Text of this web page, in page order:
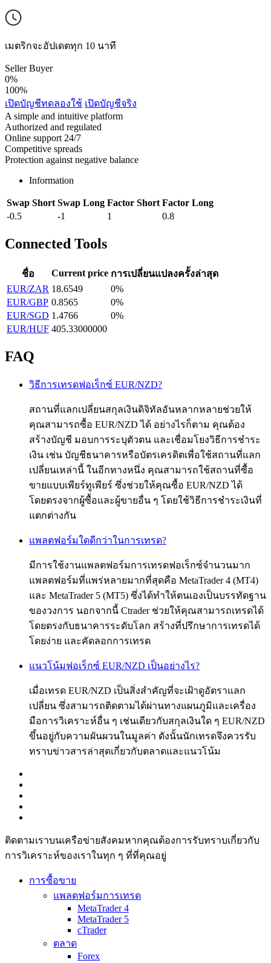
เมตริกจะอัปเดตทุก 10 นาที
Seller Buyer
0%
100%
เปิดบัญชีทดลองใช้ เปิดบัญชีจริง
A simple and intuitive platform
Authorized and regulated
Online support 24/7
Competitive spreads
Protection against negative balance
Information
Swap Short Swap Long Factor Short Factor Long
-0.5
-1 1 0.8
Connected Tools
ชื่อ Current price การเปลี่ยนแปลงครั้งล่าสุด
EUR/ZAR 18.6549
0%
EUR/GBP 0.8565
0%
EUR/SGD 1.4766
0%
EUR/HUF 405.33000000
FAQ
วิธีการเทรดฟอเร็กซ์ EUR/NZD?
สถานที่แลกเปลี่ยนสกุลเงินดิจิทัลอันหลากหลายช่วยให้
คุณสามารถซื้อ EUR/NZD ได้ อย่างไรก็ตาม คุณต้อง
สร้างบัญชี มอบการระบุตัวตน และเชื่อมโยงวิธีการชำระ
เงิน เช่น บัญชีธนาคารหรือบัตรเครดิตเพื่อใช้สถานที่แลก
เปลี่ยนเหล่านี้ ในอีกทางหนึ่ง คุณสามารถใช้สถานที่ซื้อ
ขายแบบเพียร์ทูเพียร์ ซึ่งช่วยให้คุณซื้อ EUR/NZD ได้
โดยตรงจากผู้ซื้อและผู้ขายอื่น ๆ โดยใช้วิธีการชำระเงินที่
แตกต่างกัน
แพลตฟอร์มใดดีกว่าในการเทรด?
มีการใช้งานแพลตฟอร์มการเทรดฟอเร็กซ์จำนวนมาก
แพลตฟอร์มที่แพร่หลายมากที่สุดคือ MetaTrader 4 (MT4)
และ MetaTrader 5 (MT5) ซึ่งได้ทำให้ตนเองเป็นบรรทัดฐาน
ของวงการ นอกจากนี้ Ctrader ช่วยให้คุณสามารถเทรดได้
โดยตรงกับธนาคารระดับโลก สร้างที่ปรึกษาการเทรดได้
โดยง่าย และคัดลอกการเทรด
แนวโน้มฟอเร็กซ์ EUR/NZD เป็นอย่างไร?
เมื่อเทรด EUR/NZD เป็นสิ่งสำคัญที่จะเฝ้าดูอัตราแลก
เปลี่ยน ซึ่งสามารถติดตามได้ผ่านทางแผนภูมิและเครื่อง
มือการวิเคราะห์อื่น ๆ เช่นเดียวกับสกุลเงินใด ๆ EUR/NZD
ขึ้นอยู่กับความผันผวนในมูลค่า ดังนั้นนักเทรดจึงควรรับ
ทราบข่าวสารล่าสุดเกี่ยวกับตลาดและแนวโน้ม
ติดตามเราบนเครือข่ายสังคมหากคุณต้องการรับทราบเกี่ยวกับ
การวิเ­คราะห์ของเราในทุก ๆ ที่ที่คุณอยู่
การซื้อขาย
แพลตฟอร์มการเทรด
MetaTrader 4
MetaTrader 5
cTrader
ตลาด
Forex